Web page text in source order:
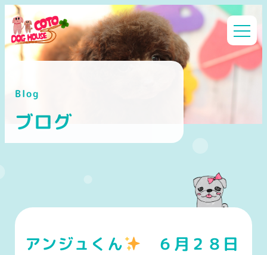
メ
イ
ン
へ
Blog
ブログ
アンジュくん ６月２８日